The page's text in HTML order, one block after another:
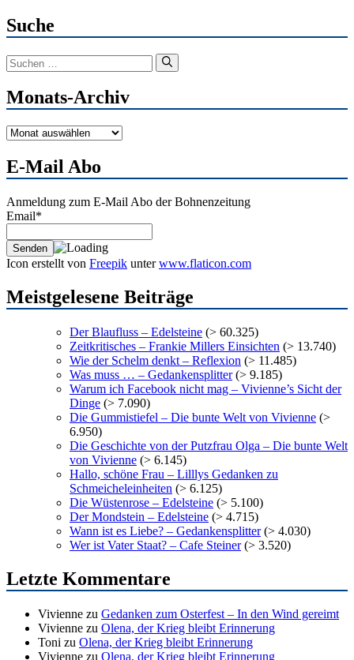
Suche
Suchen
nach:
Monats-Archiv
Monats-
E-Mail Abo
Anmeldung zum E-Mail Abo der Bohnenzeitung
Email*
Icon erstellt von Freepik unterwww.flaticon.com
Meistgelesene Beiträge
Der Blaufluss – Edelsteine (> 60.325)
Zeitkritisches – Frankie Millers Einsichten (> 13.740)
Wie der Schelm denkt – Reflexion (> 11.485)
Was muss … – Gedankensplitter(> 9.185)
Warum ich Facebook nicht mag – Vivienne’s Sicht der
Dinge (> 7.090)
Die Gummistiefel – Die bunte Welt von Vivienne (>
6.950)
Die Geschichte von der Putzfrau Olga – Die bunte Welt
von Vivienne (> 6.145)
Hallo, schöne Frau – Lilllys Gedanken zu
Schmeicheleinheiten (> 6.125)
Die Wüstenrose – Edelsteine (> 5.100)
Der Mondstein – Edelsteine (> 4.715)
Wann ist es Liebe? – Gedankensplitter(> 4.030)
Wer ist Vater Staat? – Cafe Steiner(> 3.520)
Letzte Kommentare
Vivienne zu Gedanken zum Osterfest – In den Wind gereimt
Vivienne zu Olena, der Krieg bleibt Erinnerung
Toni zu Olena, der Krieg bleibt Erinnerung
Vivienne zu Olena, der Krieg bleibt Erinnerung